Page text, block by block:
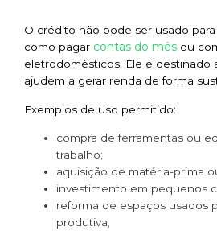
O crédito não pode ser usado
como pagar contas do mês ou
eletrodomésticos. Ele é destinado
ajudem a gerar renda de forma
Exemplos de uso permitido:
compra de ferramentas ou
trabalho;
aquisição de matéria-prima
investimento em pequenos
reforma de espaços usados
produtiva;